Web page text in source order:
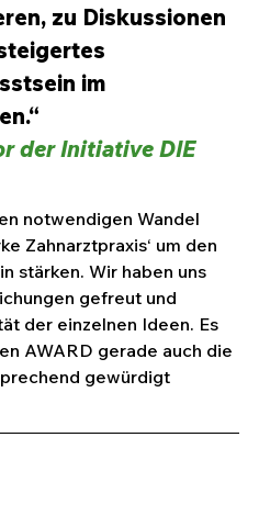
zu Diskussionen
im
der Initiative DIE
notwendigen Wandel
Zahnarztpraxis‘ um den
stärken. Wir haben uns
gefreut und
der einzelnen Ideen. Es
AWARD gerade auch die
gewürdigt